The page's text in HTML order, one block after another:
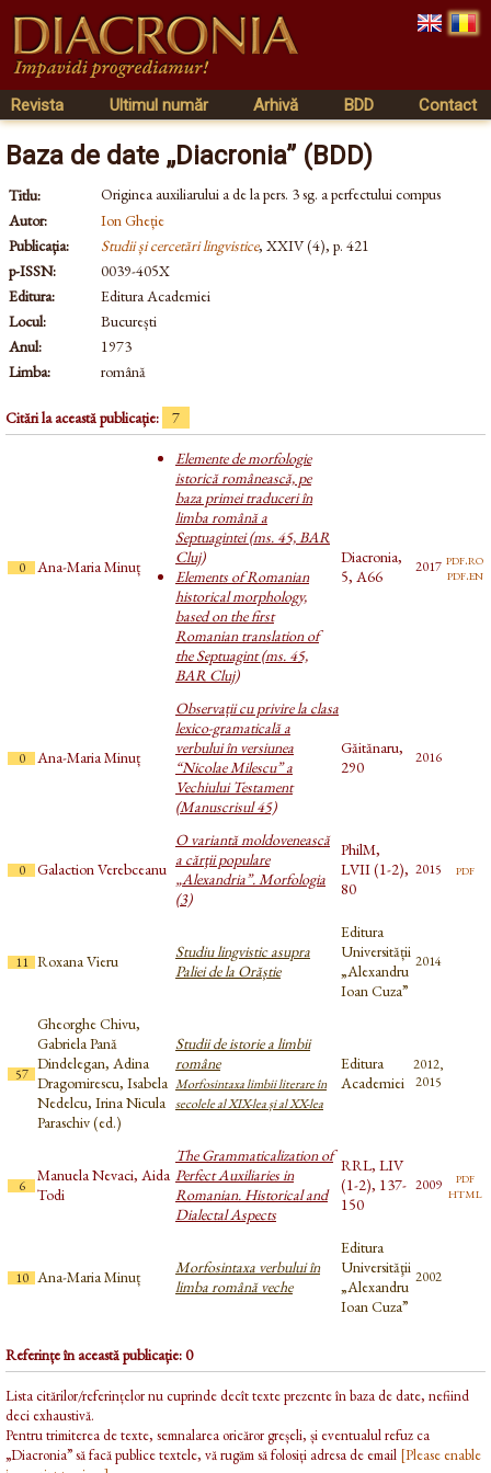
Revista Ultimul număr Arhivă BDD Contact
Baza de date „Diacronia” (BDD)
Titlu:
Originea auxiliarului a de la pers. 3 sg. a perfectului compus
Autor:
Ion Gheție
Publicația:
Studii și cercetări lingvistice, XXIV (4), p. 421
p-ISSN:
0039-405X
Editura:
Editura Academiei
Locul:
București
Anul:
1973
Limba:
română
Citări la această publicație: 7
0 Ana-Maria Minuț
Elemente de morfologie
istorică românească, pe
baza primei traduceri în
limba română a
Septuagintei (ms. 45, BAR
Cluj)
Elements of Romanian
historical morphology,
based on the first
Romanian translation of
the Septuagint (ms. 45,
BAR Cluj)
Diacronia,
5, A66
2017 pdf.ro
pdf.en
0 Ana-Maria Minuț
Observații cu privire la clasa
lexico-gramaticală a
verbului în versiunea
“Nicolae Milescu” a
Vechiului Testament
(Manuscrisul 45)
Găitănaru,
290
2016
0 Galaction Verebceanu
O variantă moldovenească
a cărţii populare
„Alexandria”. Morfologia
(3)
PhilM,
LVII (1-2),
80
2015 pdf
11 Roxana Vieru
Studiu lingvistic asupra
Paliei de la Orăștie
Editura
Universității
„Alexandru
Ioan Cuza”
2014
57
Gheorghe Chivu,
Gabriela Pană
Dindelegan, Adina
Dragomirescu, Isabela
Nedelcu, Irina Nicula
Paraschiv (ed.)
Studii de istorie a limbii
române
Morfosintaxa limbii literare în
secolele al XIX-lea și al XX-lea
Editura
Academiei
2012,
2015
6
Manuela Nevaci, Aida
Todi
The Grammaticalization of
Perfect Auxiliaries in
Romanian. Historical and
Dialectal Aspects
RRL, LIV
(1-2), 137-
150
2009 pdf
html
10 Ana-Maria Minuț
Morfosintaxa verbului în
limba română veche
Editura
Universităţii
„Alexandru
Ioan Cuza”
2002
Referințe în această publicație: 0
Lista citărilor/referințelor nu cuprinde decît texte prezente în baza de date, nefiind
deci exhaustivă.
Pentru trimiterea de texte, semnalarea oricăror greșeli, și eventualul refuz ca
„Diacronia” să facă publice textele, vă rugăm să folosiți adresa de email [Please enable